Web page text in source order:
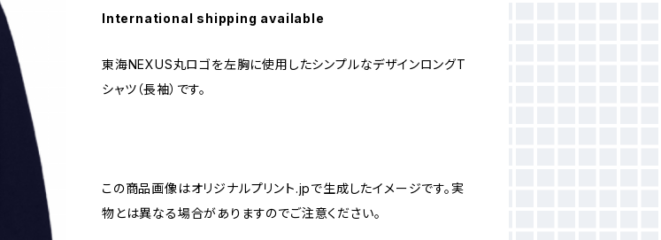
International shipping available
東海NEXUS丸ロゴを左胸に使用したシンプルなデザインロングT
シャツ（長袖）です。
この商品画像はオリジナルプリント.jpで生成したイメージです。実
物とは異なる場合がありますのでご注意ください。